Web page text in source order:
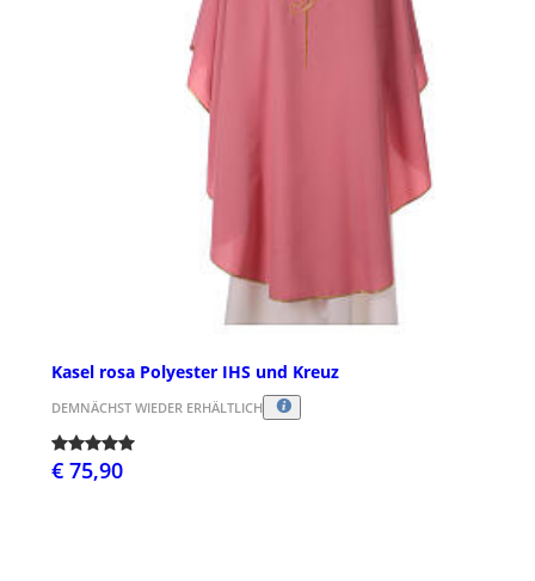
Kasel rosa Polyester IHS und Kreuz
DEMNÄCHST WIEDER ERHÄLTLICH
€ 75,90